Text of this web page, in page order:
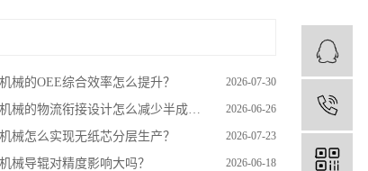
械的OEE综合效率怎么提升？ 2026-07-30
的物流衔接设计怎么减少半成品转运损耗？ 2026-06-26
械怎么实现无纸芯分层生产？ 2026-07-23
械导辊对精度影响大吗？ 2026-06-18